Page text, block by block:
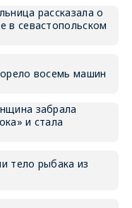
рассказала о
в севастопольском
восемь машин
забрала
и стала
тело рыбака из